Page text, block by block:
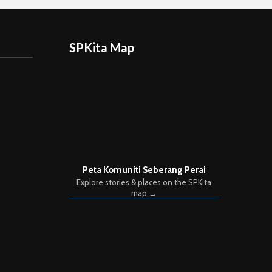
SPKita Map
Peta Komuniti Seberang Perai
Explore stories & places on the SPKita
map →